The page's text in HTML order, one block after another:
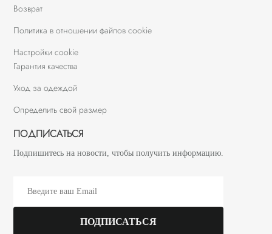
Возврат
Политика в отношении файлов cookie
Настройки cookie
Гарантия качества
Уход за одеждой
Определить свой размер
ПОДПИСАТЬСЯ
Подпишитесь на новости, чтобы получить информацию.